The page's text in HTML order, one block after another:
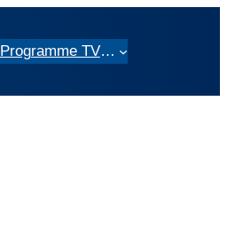
Programme TV…